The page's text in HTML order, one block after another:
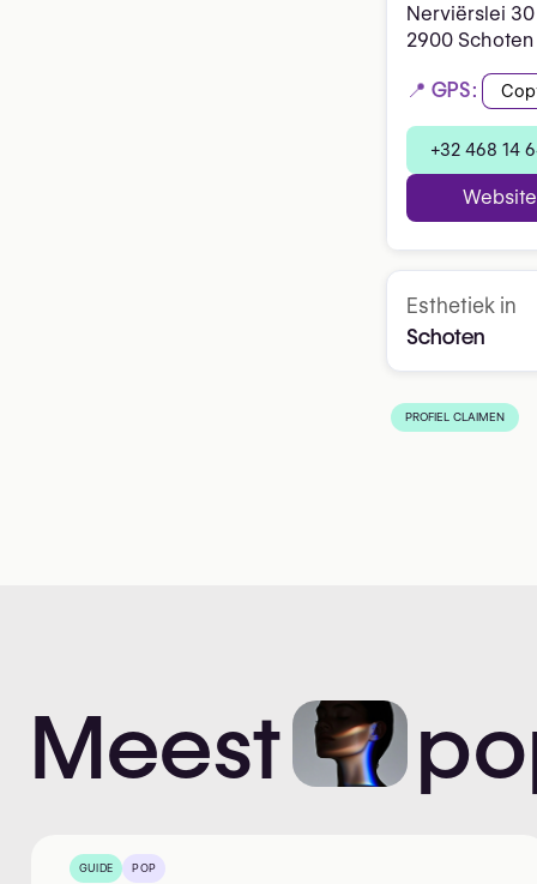
Nerviërslei 30
2900 Schoten
📍 GPS:
+32 468 14
Website
Esthetiek in
Schoten
PROFIEL CLAIMEN
Meest
GUIDE POP